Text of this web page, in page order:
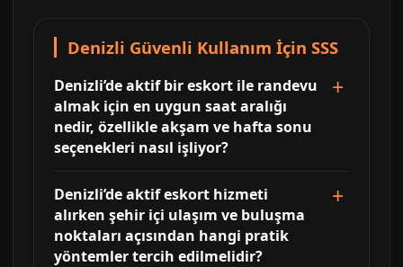
Denizli Güvenli Kullanım İçin SSS
Denizli’de aktif bir eskort ile randevu
almak için en uygun saat aralığı
nedir, özellikle akşam ve hafta sonu
seçenekleri nasıl işliyor?
Denizli’de aktif eskort hizmeti
alırken şehir içi ulaşım ve buluşma
noktaları açısından hangi pratik
yöntemler tercih edilmelidir?